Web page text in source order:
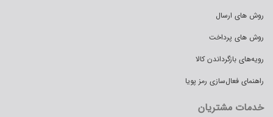
روش های ارسال
روش های پرداخت
رویه‌های بازگرداندن کالا
راهنمای فعال‌سازی رمز پویا
خدمات مشتریان